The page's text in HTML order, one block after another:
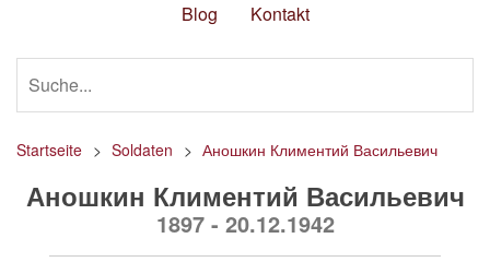
Blog Kontakt
Startseite Soldaten Аношкин Климентий Васильевич
Аношкин Климентий Васильевич
1897 - 20.12.1942